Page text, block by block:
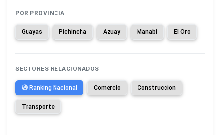
POR PROVINCIA
Guayas Pichincha Azuay Manabí El Oro
SECTORES RELACIONADOS
Ranking Nacional Comercio Construccion
Transporte